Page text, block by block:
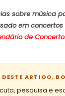
sobre música
em
de
ARTIGO,
pesquisa e